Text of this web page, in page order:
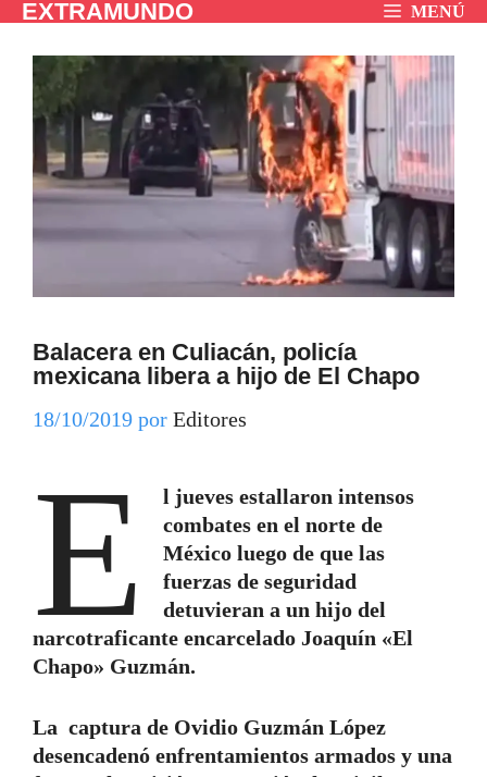
Saltar
contenido
EXTRAMUNDO MENÚ
Balacera en Culiacán, policía
mexicana libera a hijo de El Chapo
18/10/2019 por Editores
E
l jueves estallaron intensos
combates en el norte de
México luego de que las
fuerzas de seguridad
detuvieran a un hijo del
narcotraficante encarcelado Joaquín «El
Chapo» Guzmán.
La captura de Ovidio Guzmán López
desencadenó enfrentamientos armados y una